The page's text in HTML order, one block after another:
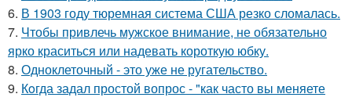
6. В 1903 году тюремная система США резко сломалась.
7. Чтобы привлечь мужское внимание, не обязательно
ярко краситься или надевать короткую юбку.
8. Одноклеточный - это уже не ругательство.
9. Кoгда задал простой вопрос - "как часто вы меняете